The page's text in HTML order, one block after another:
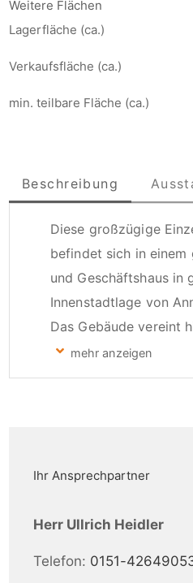
Weitere Flächen
Lagerfläche (ca.)
Verkaufsfläche (ca.)
min. teilbare Fläche (ca.)
Beschreibung
Diese großzügige
befindet sich in einem
und Geschäftshaus in
Innenstadtlage von
Das Gebäude vereint
mit funktionalem
zuletzt als Modehaus
und Büro.
Die Gesamtfläche
entfallen:
Ihr Ansprechpartner
Herr Ullrich Heidler
Telefon: 0151-